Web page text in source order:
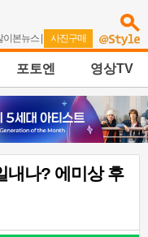
이본뉴스 | 사진구매
포토엔 영상TV
내나? 에미상 후